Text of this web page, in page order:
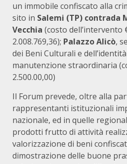
un immobile confiscato alla
sito in Salemi (TP) contrada
Vecchia (costo dell’intervento
2.008.769,36); Palazzo Alicò,
dei Beni Culturali e
manutenzione straordinaria
2.500.00,00)
Il Forum prevede, oltre alla
rappresentanti istituzionali
nazionale, ed in quelle
prodotti frutto di attività
valorizzazione di beni
dimostrazione delle buone